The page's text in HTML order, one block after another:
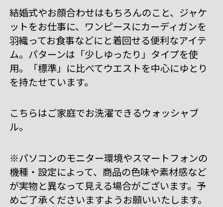
結婚式やお顔合わせはもちろんのこと、ジャケ
ットをお仕事に、ワンピースにカーディガンを
羽織ってお食事などにと着回せる便利なアイテ
ム。パターンは「少しゆったり」タイプを使
用。「標準」に比べてウエストを中心にゆとり
を持たせています。
こちらはご家庭でお洗濯できるウォッシャブ
ル。
※パソコンのモニター環境やスマートフォンの
機種・設定によって、商品の色味や素材感など
が実物と異なって見える場合がございます。予
めご了承くださいますようお願いいたします。